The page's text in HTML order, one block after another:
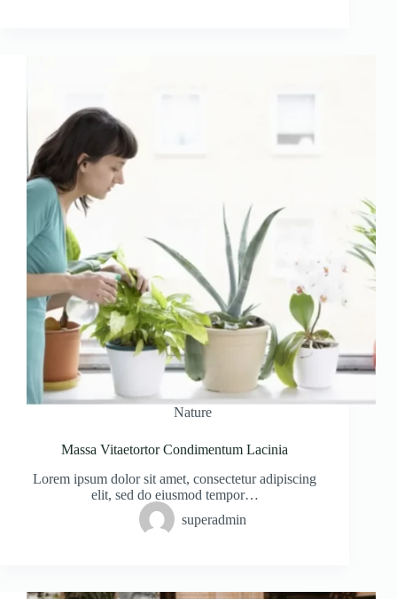
Nature
Massa Vitaetortor Condimentum Lacinia
Lorem ipsum dolor sit amet, consectetur adipiscing
elit, sed do eiusmod tempor…
superadmin